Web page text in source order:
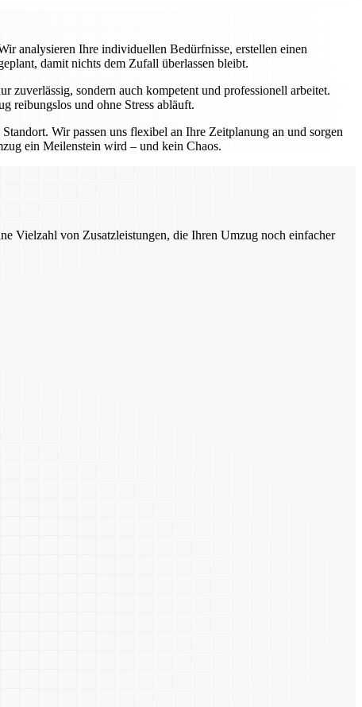
analysieren Ihre individuellen Bedürfnisse, erstellen einen
damit nichts dem Zufall überlassen bleibt.
sondern auch kompetent und professionell arbeitet.
reibungslos und ohne Stress abläuft.
Wir passen uns flexibel an Ihre Zeitplanung an und sorgen
ein Meilenstein wird – und kein Chaos.
Vielzahl von Zusatzleistungen, die Ihren Umzug noch einfacher